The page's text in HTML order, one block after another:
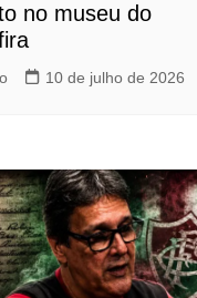
no museu do
10 de julho de 2026